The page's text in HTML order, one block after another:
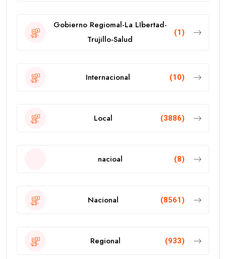
Gobierno Regiomal-La LIbertad-
Trujillo-Salud
(1)
Internacional (10)
Local (3886)
nacioal (8)
Nacional (8561)
Regional (933)